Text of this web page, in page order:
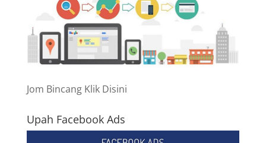
Jom Bincang Klik Disini
Upah Facebook Ads